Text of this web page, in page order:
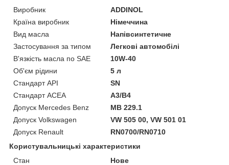
Виробник
ADDINOL
Країна виробник
Німеччина
Вид масла
Напівсинтетичне
Застосування за типом
Легкові автомобілі
В'язкість масла по SAE
10W-40
Об'єм рідини
5 л
Стандарт API
SN
Стандарт ACEA
A3/B4
Допуск Mercedes Benz
MB 229.1
Допуск Volkswagen
VW 505 00, VW 501 01
Допуск Renault
RN0700/RN0710
Користувальницькі характеристики
Стан
Нове